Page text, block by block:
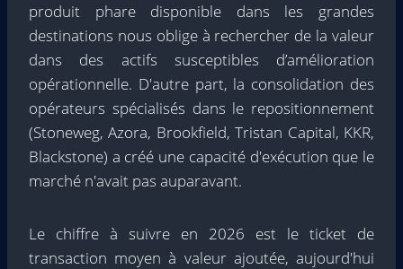
produit phare disponible dans les grandes
destinations nous oblige à rechercher de la valeur
dans des actifs susceptibles d’amélioration
opérationnelle. D'autre part, la consolidation des
opérateurs spécialisés dans le repositionnement
(Stoneweg, Azora, Brookfield, Tristan Capital, KKR,
Blackstone) a créé une capacité d'exécution que le
marché n'avait pas auparavant.
Le chiffre à suivre en 2026 est le ticket de
transaction moyen à valeur ajoutée, aujourd'hui